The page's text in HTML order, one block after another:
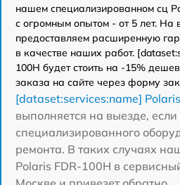
нашем специализированном сц
с огромным опытом - от 5 лет. На
предоставляем расширенную
в качестве наших работ.
100H будет стоить на -15%
заказа на сайте через форму
[dataset:services:name]
выполняется на выезде, если
специализированного
ремонта. В таких случаях
Polaris FDR-100H в